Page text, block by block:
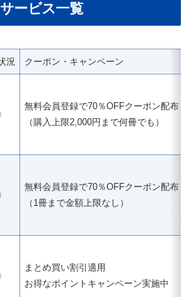
ービス一覧
況 クーポン・キャンペーン
無料会員登録で70％OFFクーポン配布
（購入上限2,000円まで何冊でも）
無料会員登録で70％OFFクーポン配布
（1冊まで金額上限なし）
まとめ買い割引適用
お得なポイントキャンペーン実施中